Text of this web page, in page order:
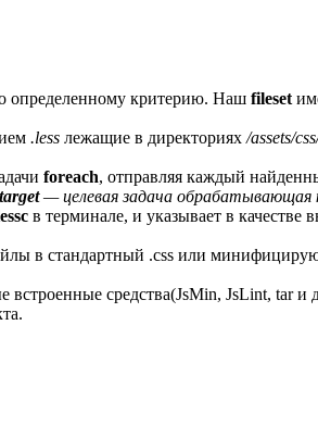
определенному критерию. Наш fileset
.less лежащие в директориях /assets/
foreach, отправляя каждый
target— целевая задача обрабатывающая
в терминале, и указывает в качестве
в стандартный .css или
средства(JsMin, JsLint, tar